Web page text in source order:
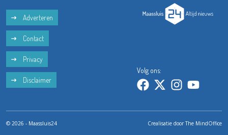
Adverteren
Contact
Privacy
Disclaimer
Volg ons:
© 2026 - Maassluis24 Crealisatie doorThe MindOffice